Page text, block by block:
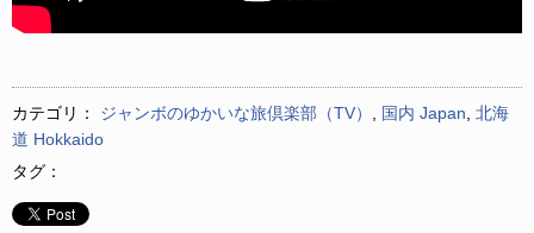
カテゴリ： ジャンボのゆかいな旅倶楽部（TV） 国内 Japan 北海
道 Hokkaido
タグ：